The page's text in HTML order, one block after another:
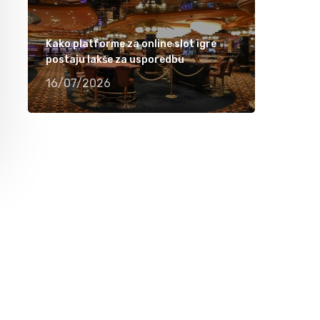
Kako platforme za online slot igre
postaju lakše za usporedbu
16/07/2026
Ramiza Milkunić – Sanak me mori (VIDEO)
15/04/2021
Damir Imamović nominiran u dvije kategorije
za nagradu Songlines